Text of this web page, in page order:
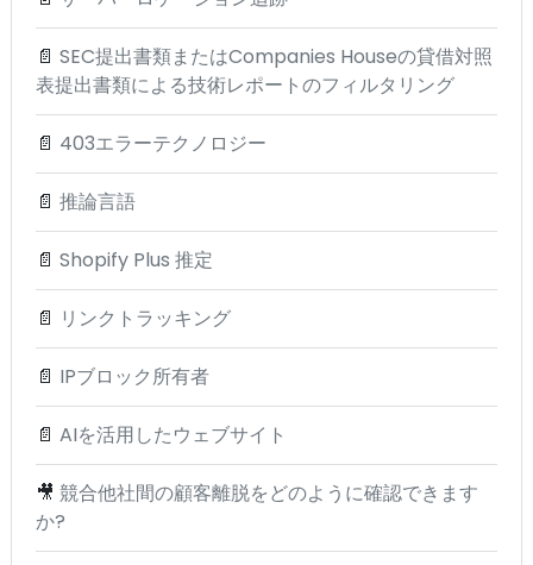
📄 SEC提出書類またはCompanies Houseの貸借対照
表提出書類による技術レポートのフィルタリング
📄 403エラーテクノロジー
📄 推論言語
📄 Shopify Plus 推定
📄 リンクトラッキング
📄 IPブロック所有者
📄 AIを活用したウェブサイト
🎥 競合他社間の顧客離脱をどのように確認できます
か?